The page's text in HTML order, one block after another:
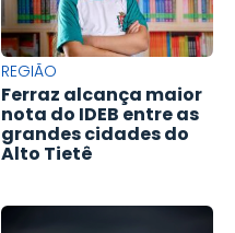
REGIÃO
Ferraz alcança maior
nota do IDEB entre as
grandes cidades do
Alto Tietê